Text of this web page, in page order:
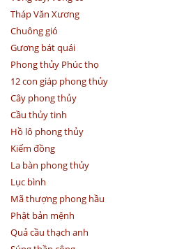
Tháp Văn Xương
Chuông gió
Gương bát quái
Phong thủy Phúc thọ
12 con giáp phong thủy
Cây phong thủy
Cầu thủy tinh
Hồ lô phong thủy
Kiếm đồng
La bàn phong thủy
Lục bình
Mã thượng phong hầu
Phật bản mệnh
Quả cầu thạch anh